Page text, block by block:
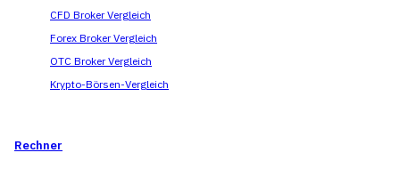
CFD Broker Vergleich
Forex Broker Vergleich
OTC Broker Vergleich
Krypto-Börsen-Vergleich
Rechner